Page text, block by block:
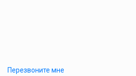
Перезвоните мне